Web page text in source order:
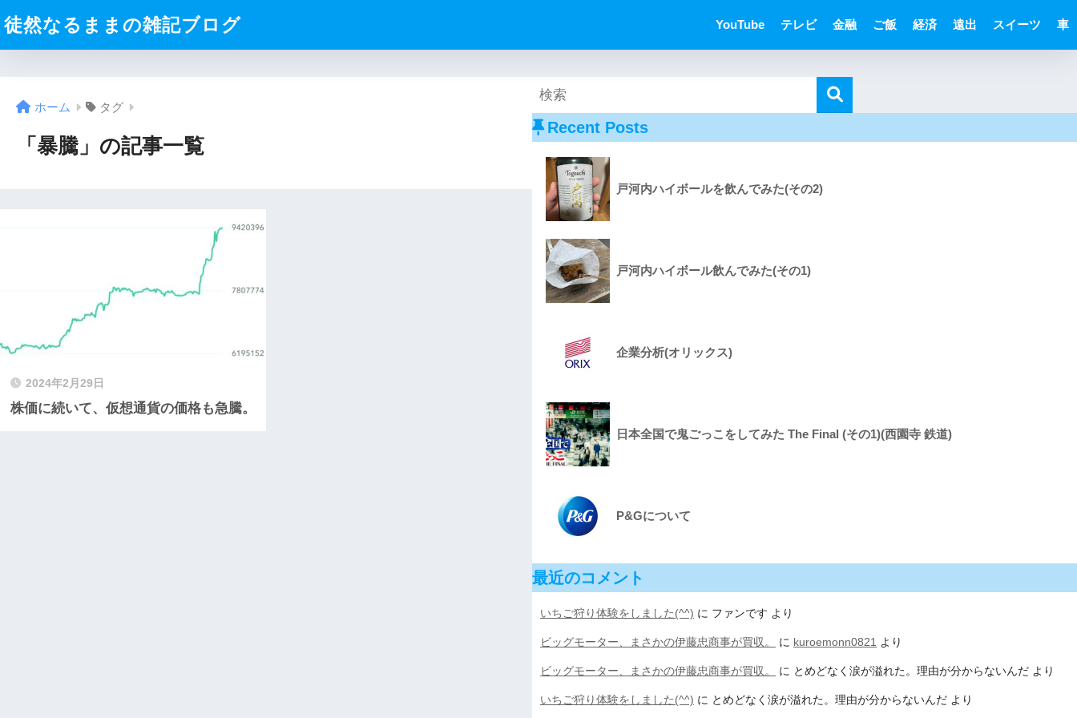
徒然なるままの雑記ブログ YouTube テレビ 金融 ご飯 経済 遠出 スイーツ 車
ホーム タグ
「暴騰」の記事一覧
2024年2月29日
株価に続いて、仮想通貨の価格も急騰。
Recent Posts
戸河内ハイボールを飲んでみた(その2)
戸河内ハイボール飲んでみた(その1)
企業分析(オリックス)
日本全国で鬼ごっこをしてみた The Final (その1)(西園寺 鉄道)
P&Gについて
最近のコメント
いちご狩り体験をしました(^^) に ファンです より
ビッグモーター、まさかの伊藤忠商事が買収。 に kuroemonn0821 より
ビッグモーター、まさかの伊藤忠商事が買収。 に とめどなく涙が溢れた。理由が分からないんだ より
いちご狩り体験をしました(^^) に とめどなく涙が溢れた。理由が分からないんだ より